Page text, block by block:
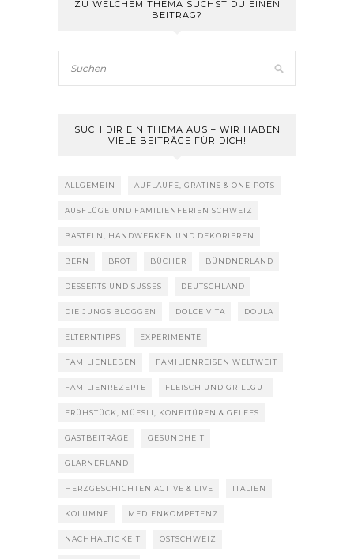
ZU WELCHEM THEMA SUCHST DU EINEN
BEITRAG?
SUCH DIR EIN THEMA AUS – WIR HABEN
VIELE BEITRÄGE FÜR DICH!
ALLGEMEIN AUFLÄUFE, GRATINS & ONE-POTS
AUSFLÜGE UND FAMILIENFERIEN SCHWEIZ
BASTELN, HANDWERKEN UND DEKORIEREN
BERN BROT BÜCHER BÜNDNERLAND
DESSERTS UND SÜSSES DEUTSCHLAND
DIE JUNGS BLOGGEN DOLCE VITA DOULA
ELTERNTIPPS EXPERIMENTE
FAMILIENLEBEN FAMILIENREISEN WELTWEIT
FAMILIENREZEPTE FLEISCH UND GRILLGUT
FRÜHSTÜCK, MÜESLI, KONFITÜREN & GELEES
GASTBEITRÄGE GESUNDHEIT
GLARNERLAND
HERZGESCHICHTEN ACTIVE & LIVE ITALIEN
KOLUMNE MEDIENKOMPETENZ
NACHHALTIGKEIT OSTSCHWEIZ